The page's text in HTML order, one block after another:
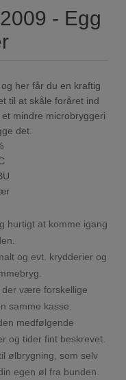
- Egg
her får du en kraftig
til at skåle foråret ind
mindre microbryggeri
det.
hurtigt at komme igang
og evt. krydderier og
være forskellige
samme kasse.
medfølgende
og tider fint beskrevet.
ølbrygning, som selv
egen øl fra bunden.